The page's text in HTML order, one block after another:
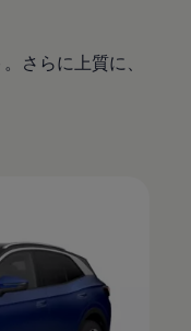
さらに上質に、